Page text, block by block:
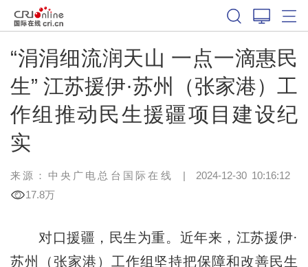
“涓涓细流润天山 一点一滴惠民
生” 江苏援伊·苏州（张家港）工
作组推动民生援疆项目建设纪
实
来源：中央广电总台国际在线 | 2024-12-30 10:16:12
17.8万
对口援疆，民生为重。近年来，江苏援伊·
苏州（张家港）工作组坚持把保障和改善民生